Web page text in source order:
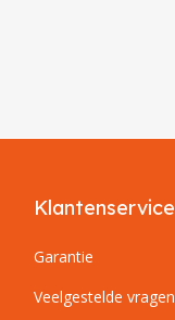
Klantenservice
Garantie
Veelgestelde vragen